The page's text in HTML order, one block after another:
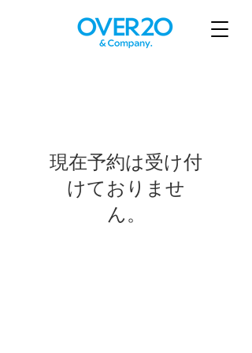
現在予約は受け付
けておりませ
ん。